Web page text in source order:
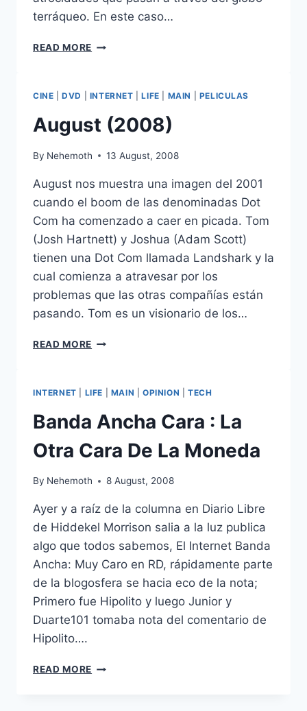
terráqueo. En este caso…
READ MORE IPHONE
CINE |DVD INTERNET |LIFE MAIN PELICULAS
August (2008)
By Nehemoth 13 August, 2008
August nos muestra una imagen del 2001
cuando el boom de las denominadas Dot
Com ha comenzado a caer en picada. Tom
(Josh Hartnett) y Joshua (Adam Scott)
tienen una Dot Com llamada Landshark y la
cual comienza a atravesar por los
problemas que las otras compañías están
pasando. Tom es un visionario de los…
READ MORE AUGUST
INTERNET LIFE MAIN OPINION TECH
Banda Ancha Cara : La
Otra Cara De La Moneda
By Nehemoth 8 August, 2008
Ayer y a raíz de la columna en Diario Libre
de Hiddekel Morrison salia a la luz publica
algo que todos sabemos, El Internet Banda
Ancha: Muy Caro en RD, rápidamente parte
de la blogosfera se hacia eco de la nota;
Primero fue Hipolito y luego Junior y
Duarte101 tomaba nota del comentario de
Hipolito….
READ MORE BANDA